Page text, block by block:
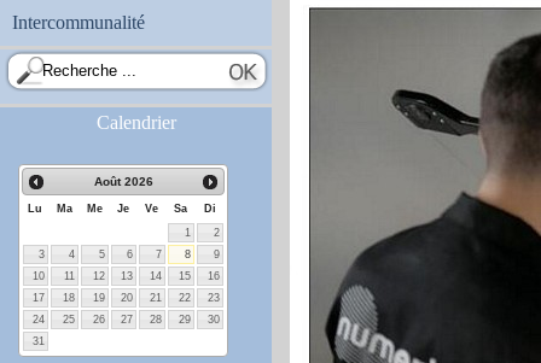
Intercommunalité
Calendrier
Août 2026
Lu Ma Me Je Ve Sa
Di
1
2
3
4 5 6 7 8
9
10
11 12 13 14 15
16
17
18 19 20 21 22
23
24
25 26 27 28 29
30
31